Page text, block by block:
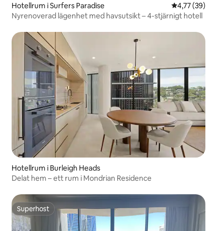
Hotellrum i Surfers Paradise 4,77 av 5 i
4,77 (39)
Nyrenoverad lägenhet med havsutsikt – 4-stjärnigt hotell
Hotellrum i Burleigh Heads
Delat hem – ett rum i Mondrian Residence
Superhost
Superhost